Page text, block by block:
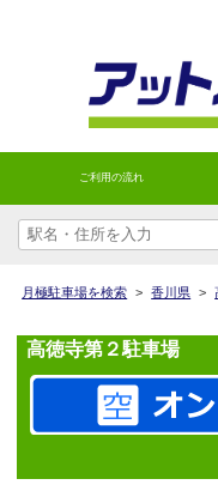
ご利用の流れ
月極駐車場を検索 > 香川県 >
高徳寺第２駐車場